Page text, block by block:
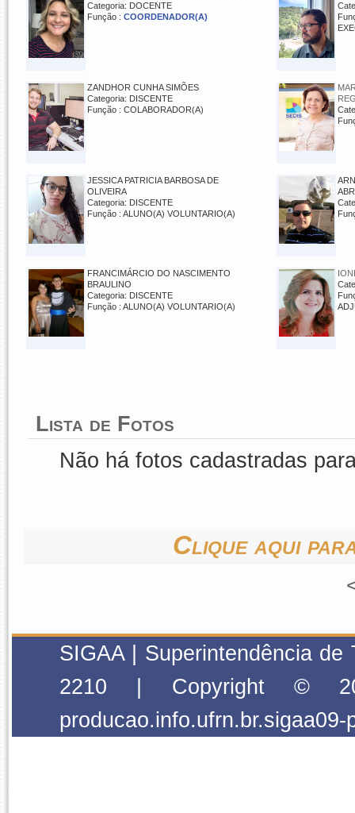
Categoria: DOCENTE
Função : COORDENADOR(A)
ZANDHOR CUNHA SIMÕES
Categoria: DISCENTE
Função : COLABORADOR(A)
JESSICA PATRICIA BARBOSA DE
OLIVEIRA
Categoria: DISCENTE
Função : ALUNO(A) VOLUNTARIO(A)
FRANCIMÁRCIO DO NASCIMENTO
BRAULINO
Categoria: DISCENTE
Função : ALUNO(A) VOLUNTARIO(A)
Lista de Fotos
Não há fotos cadastradas
Clique aqui
SIGAA | Superintendência
2210 | Copyright ©